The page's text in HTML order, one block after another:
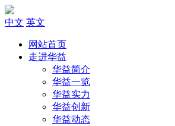
中文 英文
网站首页
走进华益
华益简介
华益一览
华益实力
华益创新
华益动态